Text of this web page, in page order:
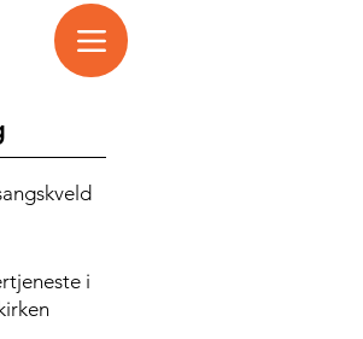
i